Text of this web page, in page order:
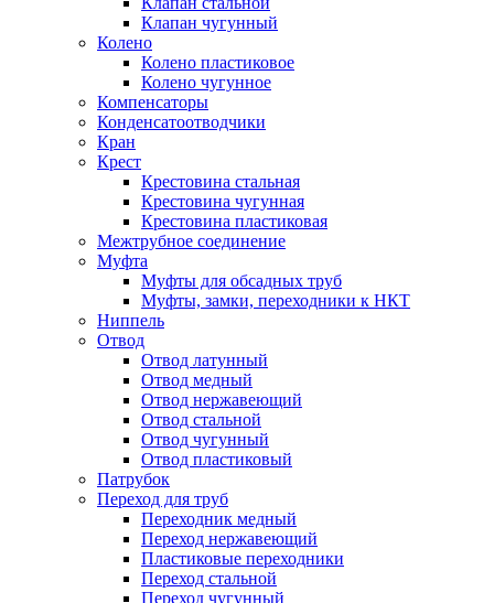
Клапан чугунный
Колено
Колено пластиковое
Колено чугунное
Компенсаторы
Конденсатоотводчики
Кран
Крест
Крестовина стальная
Крестовина чугунная
Крестовина пластиковая
Межтрубное соединение
Муфта
Муфты для обсадных труб
Муфты, замки, переходники к НКТ
Ниппель
Отвод
Отвод латунный
Отвод медный
Отвод нержавеющий
Отвод стальной
Отвод чугунный
Отвод пластиковый
Патрубок
Переход для труб
Переходник медный
Переход нержавеющий
Пластиковые переходники
Переход стальной
Переход чугунный